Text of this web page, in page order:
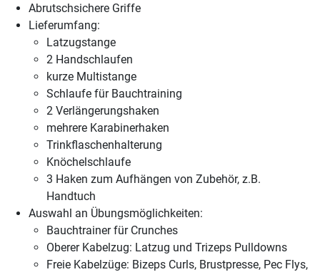
Abrutschsichere Griffe
Lieferumfang:
Latzugstange
2 Handschlaufen
kurze Multistange
Schlaufe für Bauchtraining
2 Verlängerungshaken
mehrere Karabinerhaken
Trinkflaschenhalterung
Knöchelschlaufe
3 Haken zum Aufhängen von Zubehör, z.B.
Handtuch
Auswahl an Übungsmöglichkeiten:
Bauchtrainer für Crunches
Oberer Kabelzug: Latzug und Trizeps Pulldowns
Freie Kabelzüge: Bizeps Curls, Brustpresse, Pec Flys,